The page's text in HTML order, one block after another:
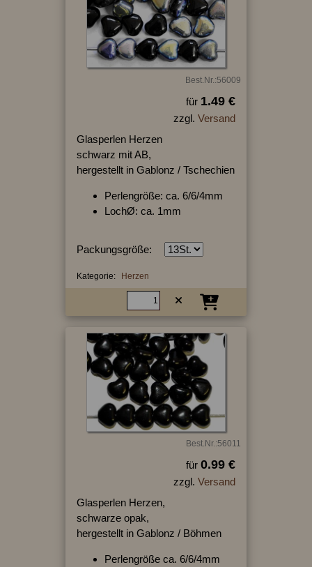
Best.Nr.:56009
für 1.49 €
zzgl. Versand
Glasperlen Herzen
schwarz mit AB,
hergestellt in Gablonz / Tschechien
Perlengröße: ca. 6/6/4mm
LochØ: ca. 1mm
Packungsgröße:
Kategorie: Herzen
Best.Nr.:56011
für 0.99 €
zzgl. Versand
Glasperlen Herzen,
schwarze opak,
hergestellt in Gablonz / Böhmen
Perlengröße ca. 6/6/4mm